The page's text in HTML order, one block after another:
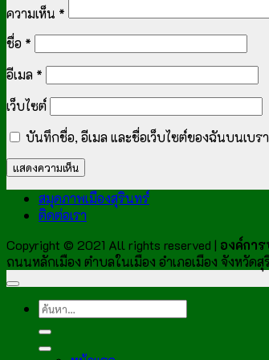
ความเห็น *
ชื่อ *
อีเมล *
เว็บไซต์
บันทึกชื่อ, อีเมล และชื่อเว็บไซต์ของฉันบนเบร
สมุดภาพเมืองสุรินทร์
ติดต่อเรา
Copyright © 2021 All rights reserved | องค์กา
ถนนหลักเมือง ตำบลในเมือง อำเภอเมือง จังหวัด